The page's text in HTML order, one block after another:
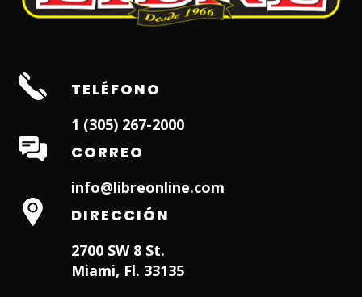
TELÉFONO
1 (305) 267-2000
CORREO
info@libreonline.com
DIRECCIÓN
2700 SW 8 St.
Miami, Fl. 33135